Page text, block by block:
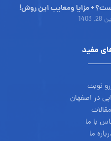
+ مزایا ومعایب این روش!
مفید
نوبت
در اصفهان
مقالات
با ما
ما